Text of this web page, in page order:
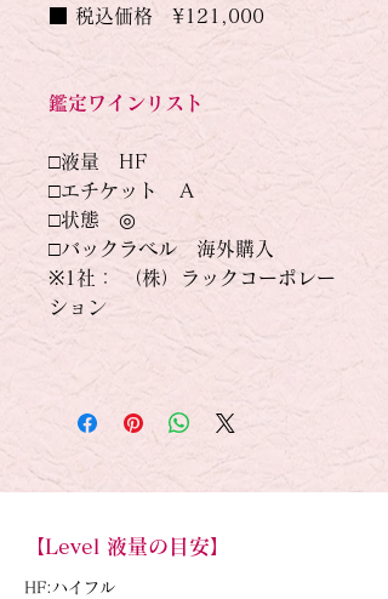
■ 税込価格　¥121,000
鑑定ワインリスト
□液量　HF
□エチケット　Ａ
□状態　◎
□バックラベル　海外購入
※1社： （株）ラックコーポレー
ション
【Level 液量の目安】
HF:ハイフル